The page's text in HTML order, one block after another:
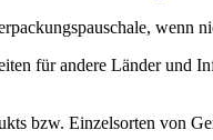
wenn
für andere Länder und
bzw. Einzelsorten von